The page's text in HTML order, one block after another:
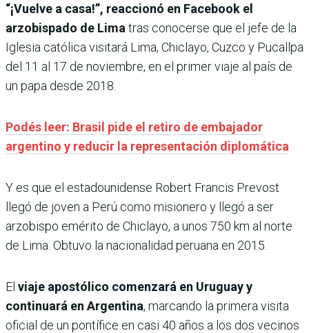
“¡Vuelve a casa!”, reaccionó en Facebook el
arzobispado de Lima tras conocerse que el jefe de la
Iglesia católica visitará Lima, Chiclayo, Cuzco y Pucallpa
del 11 al 17 de noviembre, en el primer viaje al país de
un papa desde 2018.
Podés leer: Brasil pide el retiro de embajador
argentino y reducir la representación diplomática
Y es que el estadounidense Robert Francis Prevost
llegó de joven a Perú como misionero y llegó a ser
arzobispo emérito de Chiclayo, a unos 750 km al norte
de Lima. Obtuvo la nacionalidad peruana en 2015.
El viaje apostólico comenzará en Uruguay y
continuará en Argentina, marcando la primera visita
oficial de un pontífice en casi 40 años a los dos vecinos